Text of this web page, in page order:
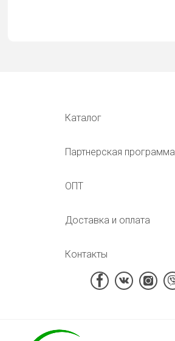
Каталог
Партнерская программа
ОПТ
Доставка и оплата
Контакты